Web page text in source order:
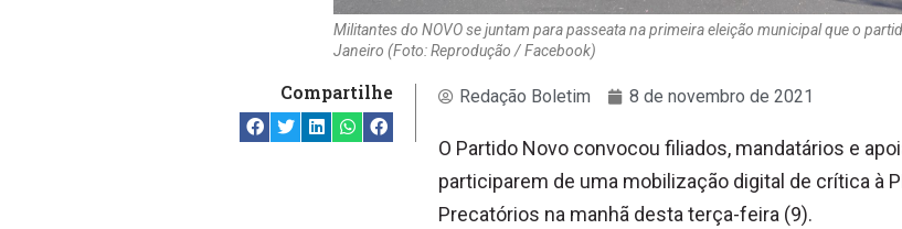
Militantes do NOVO se juntam para passeata na primeira eleição municipal que o
Janeiro (Foto: Reprodução / Facebook)
Compartilhe Redação Boletim 8 de novembro de 2021
O Partido Novo convocou filiados, mandatários e
participarem de uma mobilização digital de crítica à
Precatórios na manhã desta terça-feira (9).